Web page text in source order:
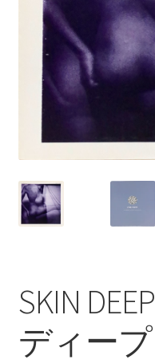
SKIN
ディープ